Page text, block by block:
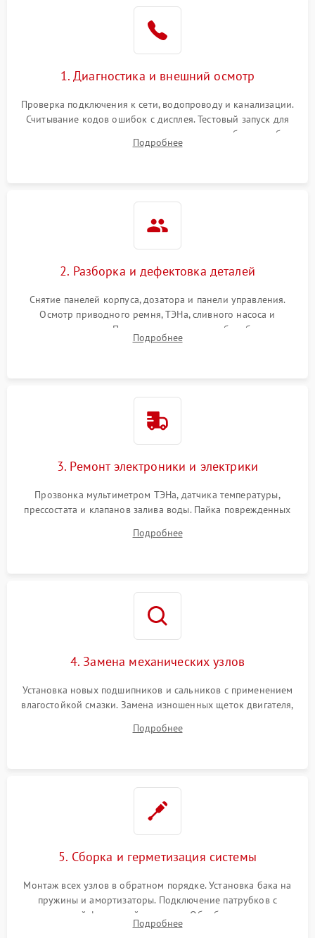
1. Диагностика и внешний осмотр
Проверка подключения к сети, водопроводу и канализации.
Считывание кодов ошибок с дисплея. Тестовый запуск для
выявления посторонних шумов, протечек или сбоев в работе
электронного модуля управления.
Подробнее
2. Разборка и дефектовка деталей
Снятие панелей корпуса, дозатора и панели управления.
Осмотр приводного ремня, ТЭНа, сливного насоса и
амортизаторов. Проверка подшипников барабана и
крестовины на износ, а манжеты люка на разрывы.
Подробнее
3. Ремонт электроники и электрики
Прозвонка мультиметром ТЭНа, датчика температуры,
прессостата и клапанов залива воды. Пайка поврежденных
Восстановление целостности проводки и контактов.
Подробнее
4. Замена механических узлов
Установка новых подшипников и сальников с применением
влагостойкой смазки. Замена изношенных щеток двигателя,
или поврежденной резиновой манжеты.
Подробнее
5. Сборка и герметизация системы
Монтаж всех узлов в обратном порядке. Установка бака на
пружины и амортизаторы. Подключение патрубков с
надежной фиксацией хомутами. Обработка стыков
герметиком для предотвращения возможных протечек воды.
Подробнее